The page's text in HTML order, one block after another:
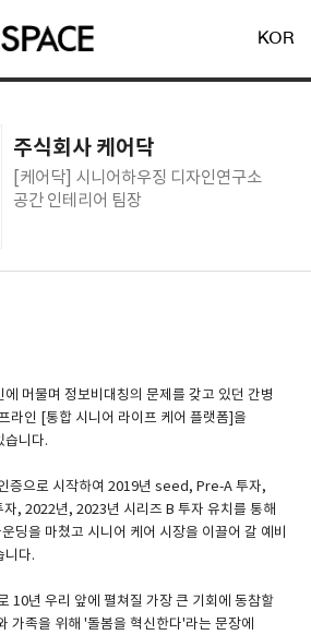
Naver 로그인
KOR
주식회사 케어닥
[케어닥] 시니어하우징 디자인연구소
공간 인테리어 팀장
머물며 정보비대칭의 문제를 갖고 있던 간병
라인 [통합 시니어 라이프 케어 플랫폼]을
습니다.
증으로 시작하여 2019년 seed, Pre-A 투자,
, 2022년, 2023년 시리즈 B 투자 유치를 통해
딩을 마쳤고 시니어 케어 시장을 이끌어 갈 예비
니다.
10년 우리 앞에 펼쳐질 가장 큰 기회에 동참할
가족을 위해 '돌봄을 혁신한다'라는 문장에